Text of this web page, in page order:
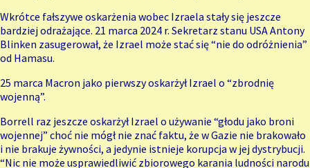
Wkrótce fałszywe oskarżenia wobec Izraela stały się jeszcze
bardziej odrażające. 21 marca 2024 r. Sekretarz stanu USA Antony
Blinken zasugerował, że Izrael może stać się “nie do odróżnienia”
od Hamasu.
25 marca Macron jako pierwszy oskarżył Izrael o “zbrodnię
wojenną”.
Borrell raz jeszcze oskarżył Izrael o używanie “głodu jako broni
wojennej” choć nie mógł nie znać faktu, że w Gazie nie brakowało
i nie brakuje żywności, a jedynie istnieje korupcja w jej dystrybucji.
“Nic nie może usprawiedliwić zbiorowego karania ludności narodu